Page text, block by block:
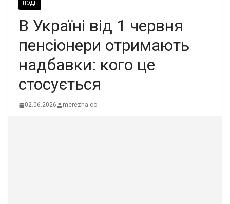
ПОДІЇ
В Україні від 1 червня
пенсіонери отримають
надбавки: кого це
стосується
02.06.2026 merezha.co